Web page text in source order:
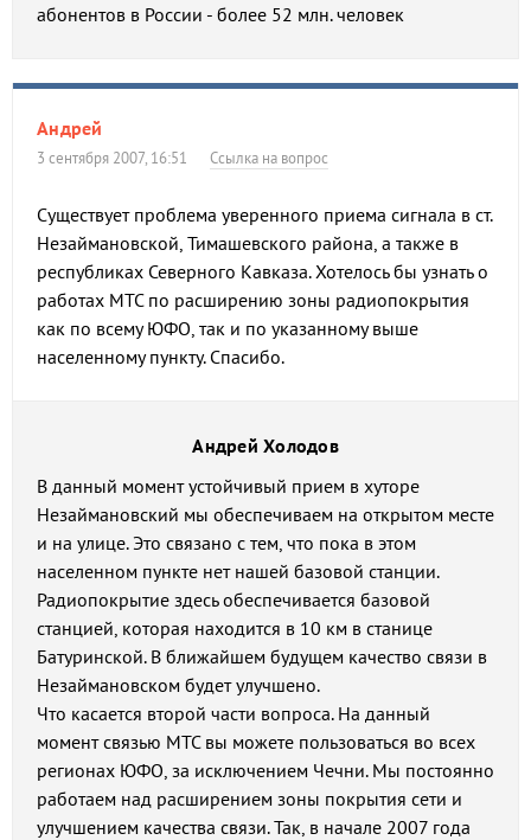
абонентов в России - более 52 млн. человек
Андрей
3 сентября 2007, 16:51 Ссылка на вопрос
Существует проблема уверенного приема сигнала в ст.
Незаймановской, Тимашевского района, а также в
республиках Северного Кавказа. Хотелось бы узнать о
работах МТС по расширению зоны радиопокрытия
как по всему ЮФО, так и по указанному выше
населенному пункту. Спасибо.
Андрей Холодов
В данный момент устойчивый прием в хуторе
Незаймановский мы обеспечиваем на открытом месте
и на улице. Это связано с тем, что пока в этом
населенном пункте нет нашей базовой станции.
Радиопокрытие здесь обеспечивается базовой
станцией, которая находится в 10 км в станице
Батуринской. В ближайшем будущем качество связи в
Незаймановском будет улучшено.
Что касается второй части вопроса. На данный
момент связью МТС вы можете пользоваться во всех
регионах ЮФО, за исключением Чечни. Мы постоянно
работаем над расширением зоны покрытия сети и
улучшением качества связи. Так, в начале 2007 года